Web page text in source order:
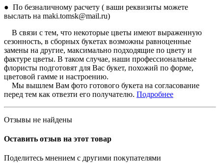
● По безналичному расчету ( ваши реквизиты можете
выслать на maki.tomsk@mail.ru)
В связи с тем, что некоторые цветы имеют выраженную
сезонность, в сборных букетах возможны равноценные
замены на другие, максимально подходящие по цвету и
фактуре цветы. В таком случае, наши профессиональные
флористы подготовят для Вас букет, похожий по форме,
цветовой гамме и настроению.
Мы вышлем Вам фото готового букета на согласование
перед тем как отвезти его получателю. Подробнее
Отзывы не найдены
Оставить отзыв на этот товар
Поделитесь мнением с другими покупателями